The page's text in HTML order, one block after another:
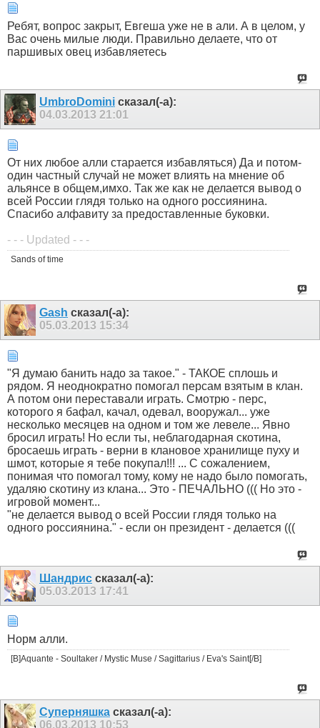
Ребят, вопрос закрыт, Евгеша уже не в али. А в целом, у
Вас очень милые люди. Правильно делаете, что от
паршивых овец избавляетесь
UmbroDomini сказал(-а):
04.03.2013 21:01
От них любое алли старается избавляться) Да и потом-
один частный случай не может влиять на мнение об
альянсе в общем,имхо. Так же как не делается вывод о
всей России глядя только на одного россиянина.
Спасибо алфавиту за предоставленные буковки.
- - - Updated - - -
Sands of time
Gash сказал(-а):
05.03.2013 15:34
"Я думаю банить надо за такое." - ТАКОЕ сплошь и
рядом. Я неоднократно помогал персам взятым в клан.
А потом они переставали играть. Смотрю - перс,
которого я бафал, качал, одевал, вооружал... уже
несколько месяцев на одном и том же левеле... Явно
бросил играть! Но если ты, неблагодарная скотина,
бросаешь играть - верни в клановое хранилище пуху и
шмот, которые я тебе покупал!!! ... С сожалением,
понимая что помогал тому, кому не надо было помогать,
удаляю скотину из клана... Это - ПЕЧАЛЬНО ((( Но это -
игровой момент...
"не делается вывод о всей России глядя только на
одного россиянина." - если он президент - делается (((
Шандрис сказал(-а):
05.03.2013 17:41
Норм алли.
[B]Aquante - Soultaker / Mystic Muse / Sagittarius / Eva's Saint[/B]
Суперняшка сказал(-а):
06.03.2013 10:53